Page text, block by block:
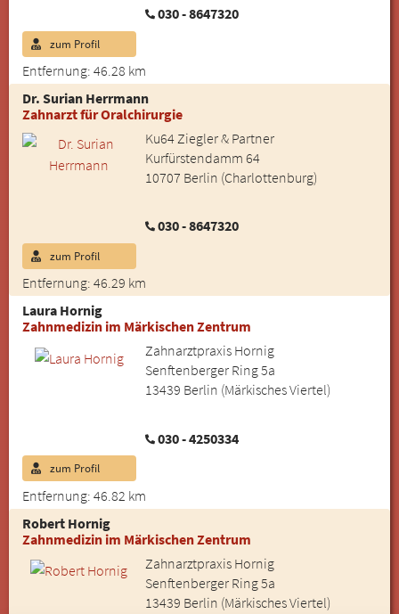
030 - 8647320
Entfernung: 46.28 km
zum Profil
Dr. Surian Herrmann
Zahnarzt für Oralchirurgie
Ku64 Ziegler & Partner
Kurfürstendamm 64
10707 Berlin (Charlottenburg)
030 - 8647320
Entfernung: 46.29 km
zum Profil
Laura Hornig
Zahnmedizin im Märkischen Zentrum
Zahnarztpraxis Hornig
Senftenberger Ring 5a
13439 Berlin (Märkisches Viertel)
030 - 4250334
Entfernung: 46.82 km
zum Profil
Robert Hornig
Zahnmedizin im Märkischen Zentrum
Zahnarztpraxis Hornig
Senftenberger Ring 5a
13439 Berlin (Märkisches Viertel)